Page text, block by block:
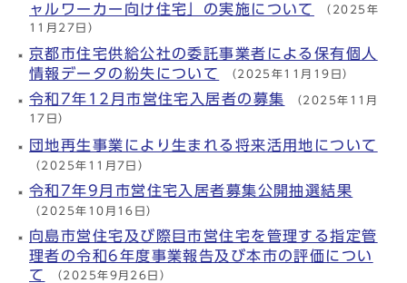
ャルワーカー向け住宅」の実施について （2025年
11月27日）
京都市住宅供給公社の委託事業者による保有個人
情報データの紛失について （2025年11月19日）
令和7年12月市営住宅入居者の募集 （2025年11月
17日）
団地再生事業により生まれる将来活用地について
（2025年11月7日）
令和7年9月市営住宅入居者募集公開抽選結果
（2025年10月16日）
向島市営住宅及び際目市営住宅を管理する指定管
理者の令和6年度事業報告及び本市の評価につい
て
（2025年9月26日）